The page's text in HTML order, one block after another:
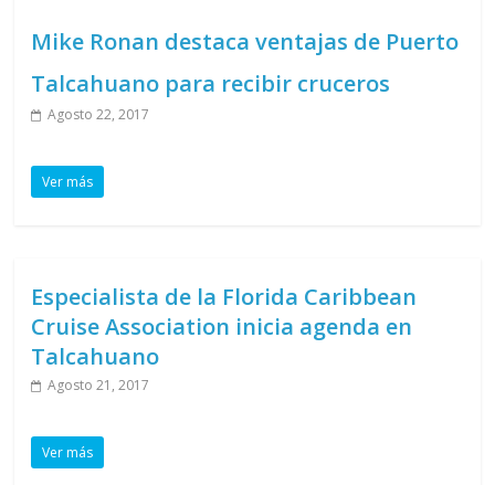
solo
Mike Ronan destaca ventajas de Puerto
Talcahuano para recibir cruceros
Agosto 22, 2017
Ver más
Especialista de la Florida Caribbean
Cruise Association inicia agenda en
Talcahuano
Agosto 21, 2017
Ver más